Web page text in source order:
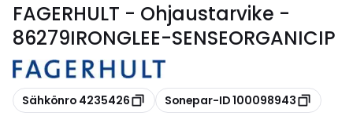
FAGERHULT - Ohjaustarvike -
86279IRONGLEE-SENSEORGANICIP
Kopioi
Sähkönro 4235426 Kopioi
Sonepar-ID 100098943